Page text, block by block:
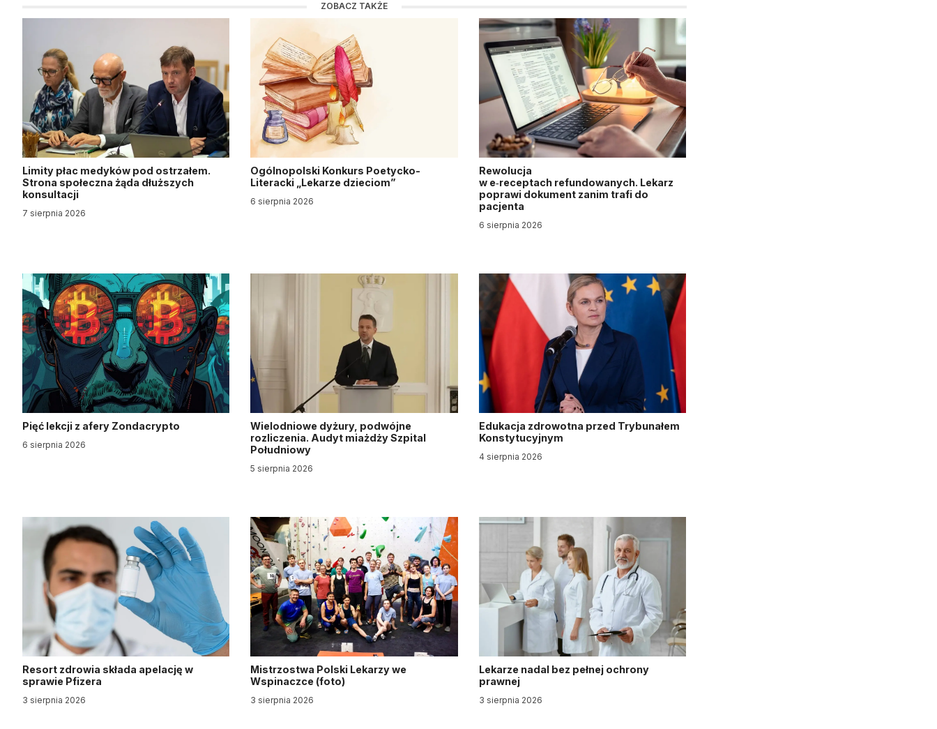
ZOBACZ TAKŻE
Limity płac medyków pod ostrzałem.
Strona społeczna żąda dłuższych
konsultacji
7 sierpnia 2026
Ogólnopolski Konkurs Poetycko-
Literacki „Lekarze dzieciom”
6 sierpnia 2026
Rewolucja
w e‑receptach refundowanych. Lekarz
poprawi dokument zanim trafi do
pacjenta
6 sierpnia 2026
Pięć lekcji z afery Zondacrypto
6 sierpnia 2026
Wielodniowe dyżury, podwójne
rozliczenia. Audyt miażdży Szpital
Południowy
5 sierpnia 2026
Edukacja zdrowotna przed Trybunałem
Konstytucyjnym
4 sierpnia 2026
Resort zdrowia składa apelację w
sprawie Pfizera
3 sierpnia 2026
Mistrzostwa Polski Lekarzy we
Wspinaczce (foto)
3 sierpnia 2026
Lekarze nadal bez pełnej ochrony
prawnej
3 sierpnia 2026